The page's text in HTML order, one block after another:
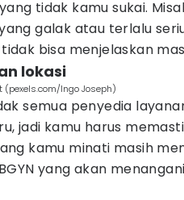
tidak kamu sukai.
galak atau terlalu
tidak bisa menjelaskan
lokasi
Ingo Joseph)
semua penyedia
jadi kamu harus
kamu minati masih
yang akan